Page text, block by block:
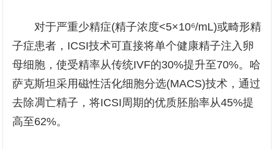
对于严重少精症(精子浓度<5×10⁶/mL)或畸形精
子症患者，ICSI技术可直接将单个健康精子注入卵
母细胞，使受精率从传统IVF的30%提升至70%。哈
萨克斯坦采用磁性活化细胞分选(MACS)技术，通过
去除凋亡精子，将ICSI周期的优质胚胎率从45%提
高至62%。